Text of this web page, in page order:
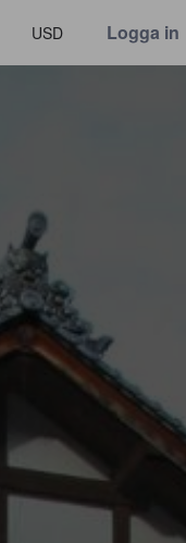
USD Logga in